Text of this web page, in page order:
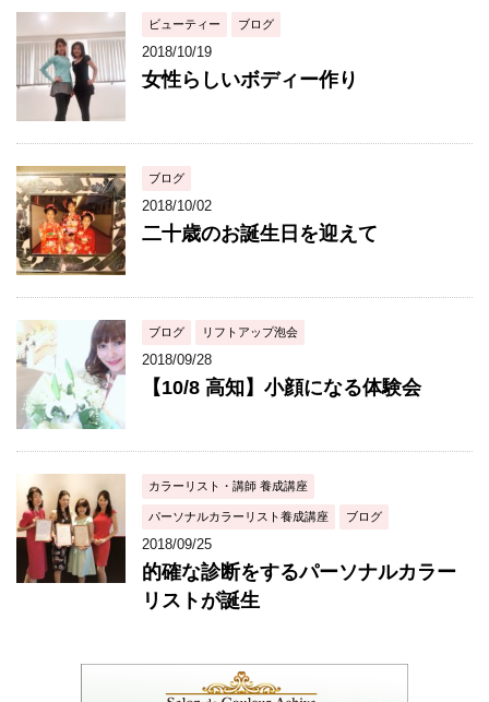
ビューティー ブログ
2018/10/19
女性らしいボディー作り
ブログ
2018/10/02
二十歳のお誕生日を迎えて
ブログ リフトアップ泡会
2018/09/28
【10/8 高知】小顔になる体験会
カラーリスト・講師 養成講座
パーソナルカラーリスト養成講座 ブログ
2018/09/25
的確な診断をするパーソナルカラー
リストが誕生